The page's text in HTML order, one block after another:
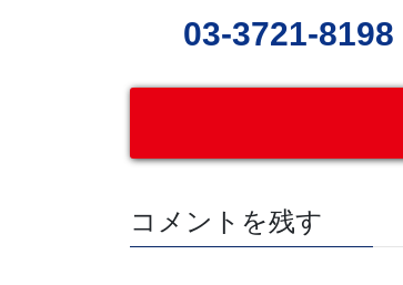
03-3721-8198
コメントを残す